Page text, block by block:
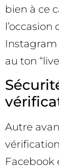
bien à ce
au ton
Autre
Facebook